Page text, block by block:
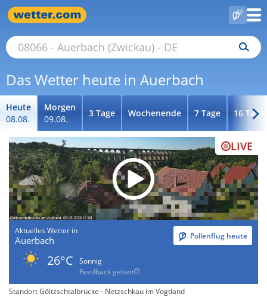
Das Wetter heute in Auerbach
Heute
08.08.
Morgen
09.08.
3 Tage Wochenende 7 Tage 16 Tage
LIVE
Aktuelles Wetter in
Auerbach Pollenflug heute
26°C
Sonnig
Feedback geben
Standort Göltzschtalbrücke - Netzschkau im Vogtland